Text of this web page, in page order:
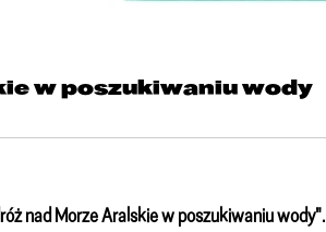
w poszukiwaniu wody
nad Morze Aralskie w poszukiwaniu wody".